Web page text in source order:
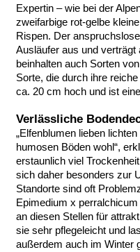
Expertin – wie bei der
zweifarbige rot-gelbe
Rispen. Der
Ausläufer aus und verträgt
beinhalten auch Sorten
Sorte, die durch ihre
ca. 20 cm hoch und ist
Verlässliche
„Elfenblumen lieben
humosen Böden wohl“,
erstaunlich viel
sich daher besonders zur
Standorte sind oft
Epimedium x
an diesen Stellen für
sie sehr pflegeleicht und
außerdem auch im Winter